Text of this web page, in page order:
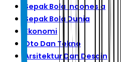
Sepak Bola Indonesia
Sepak Bola Dunia
Ekonomi
Oto Dan Tekno
Arsitektur Dan Desain